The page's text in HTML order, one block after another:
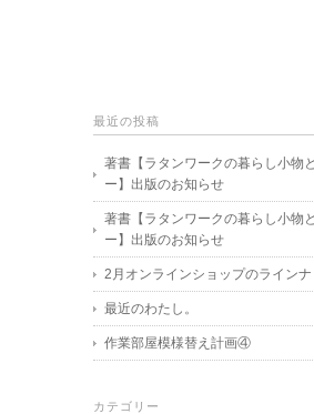
最近の投稿
著書【ラタンワークの暮らし小物
ー】出版のお知らせ
著書【ラタンワークの暮らし小物
ー】出版のお知らせ
2月オンラインショップのライン
最近のわたし。
作業部屋模様替え計画④
カテゴリー